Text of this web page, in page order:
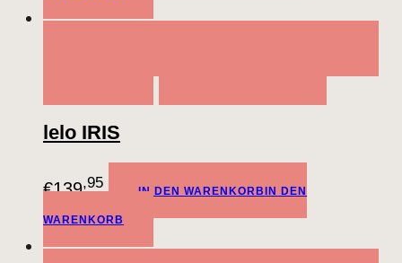
lelo IRIS
€139,95 IN DEN WARENKORB IN DEN
WARENKORB